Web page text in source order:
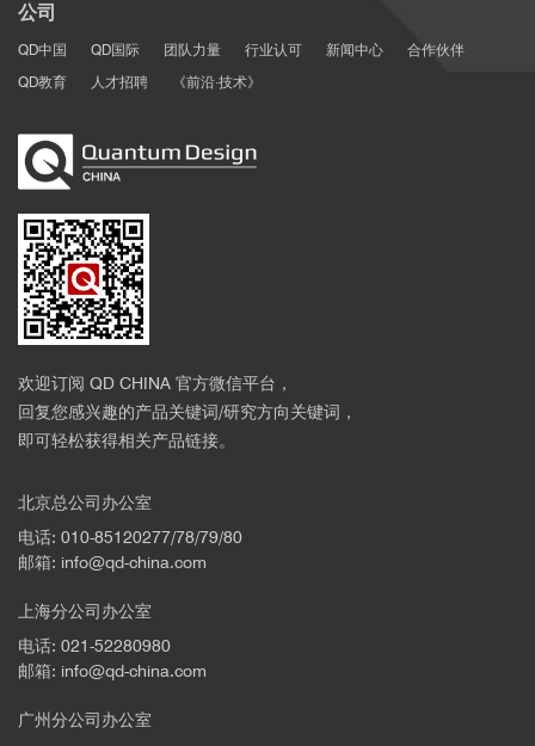
Pt@NiFeCo-E、Pt 箔和 PtO₂ 在 R 空间中 Pt L₃边的 WT 等高线图。
(d) Pt@NiFeCo、Pt@NiFeCo-E、Ni 箔、NiO 和 Ni₂O₃ 的 Ni K 边
可测试能量元素
公司
QD中国 QD国际 团队力量 行业认可 新闻中心
合作伙伴
QD教育
人才招聘 《前沿·技术》
欢迎订阅 QD CHINA 官方微信平台，
回复您感兴趣的产品关键词/研究方向关键词，
即可轻松获得相关产品链接。
北京总公司办公室
电话: 010-85120277/78/79/80
邮箱: info@qd-china.com
上海分公司办公室
电话: 021-52280980
邮箱: info@qd-china.com
广州分公司办公室